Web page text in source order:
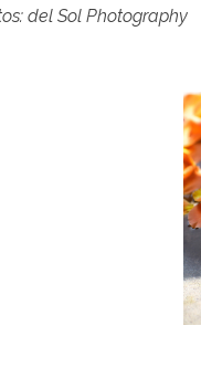
del Sol Photography